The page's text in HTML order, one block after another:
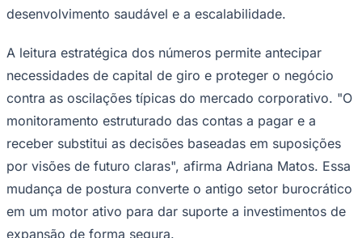
Palmeiras
desenvolvimento saudável e a escalabilidade.
A leitura estratégica dos números permite antecipar
necessidades de capital de giro e proteger o negócio
contra as oscilações típicas do mercado corporativo. "O
monitoramento estruturado das contas a pagar e a
receber substitui as decisões baseadas em suposições
por visões de futuro claras", afirma Adriana Matos. Essa
mudança de postura converte o antigo setor burocrático
em um motor ativo para dar suporte a investimentos de
expansão de forma segura.